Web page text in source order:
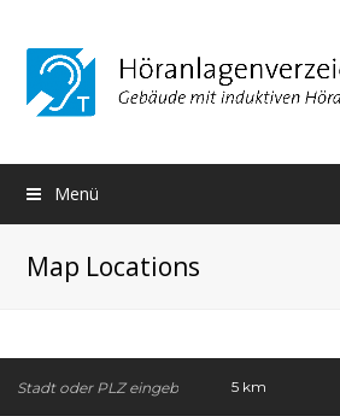
Menü
Map Locations
5 km